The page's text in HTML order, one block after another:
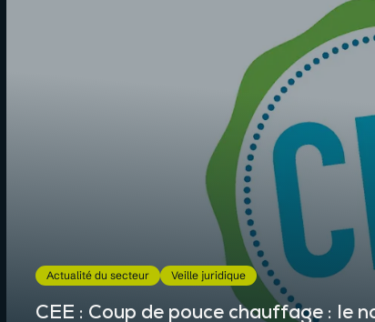
Actualité du secteur Veille juridique
CEE : Coup de pouce chauffage : le